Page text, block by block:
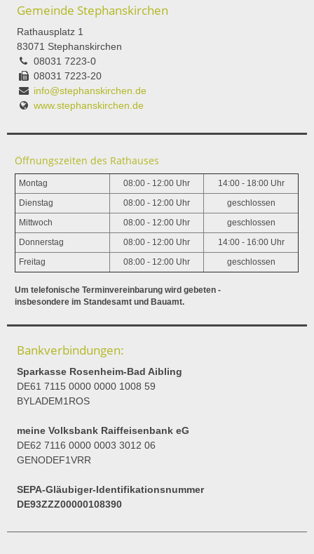
Gemeinde Stephanskirchen
Rathausplatz 1
83071 Stephanskirchen
08031 7223-0
08031 7223-20
info@stephanskirchen.de
www.stephanskirchen.de
Öffnungszeiten des Rathauses
Montag 08:00 - 12:00 Uhr 14:00 - 18:00 Uhr
Dienstag 08:00 - 12:00 Uhr geschlossen
Mittwoch 08:00 - 12:00 Uhr geschlossen
Donnerstag 08:00 - 12:00 Uhr 14:00 - 16:00 Uhr
Freitag 08:00 - 12:00 Uhr geschlossen
Um telefonische Terminvereinbarung wird gebeten -
insbesondere im Standesamt und Bauamt.
Bankverbindungen:
Sparkasse Rosenheim-Bad Aibling
DE61 7115 0000 0000 1008 59
BYLADEM1ROS
meine Volksbank Raiffeisenbank eG
DE62 7116 0000 0003 3012 06
GENODEF1VRR
SEPA-Gläubiger-Identifikationsnummer
DE93ZZZ00000108390